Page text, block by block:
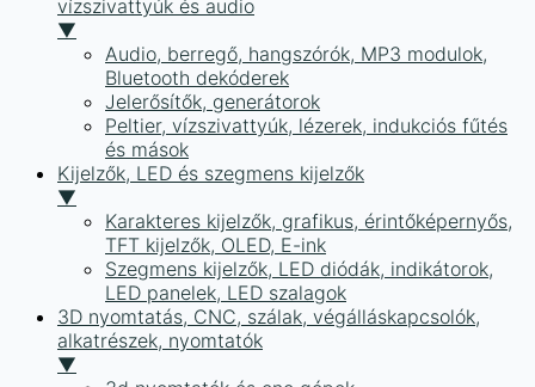
vízszivattyúk és audio
▼
Audio, berregő, hangszórók, MP3 modulok,
Bluetooth dekóderek
Jelerősítők, generátorok
Peltier, vízszivattyúk, lézerek, indukciós fűtés
és mások
Kijelzők, LED és szegmens kijelzők
▼
Karakteres kijelzők, grafikus, érintőképernyős,
TFT kijelzők, OLED, E-ink
Szegmens kijelzők, LED diódák, indikátorok,
LED panelek, LED szalagok
3D nyomtatás, CNC, szálak, végálláskapcsolók,
alkatrészek, nyomtatók
▼